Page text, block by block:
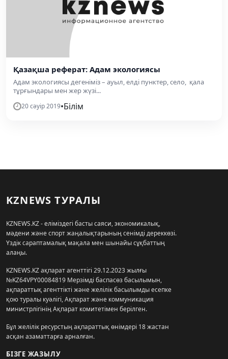
Қазақша реферат: Адам экологиясы
Адам экологиясы дегеніміз – ауыл, елді пунктер, село, қала
тұрғындары мен жер жүзі...
20 сәуір 2019•Білім
KZNEWS ТУРАЛЫ
KZNEWS.KZ - еліміздегі басты саяси, экономикалық,
мәдени және спорт жаңалықтарының сенімді дереккөзі.
Үздік сараптамалық мақала мен шынайы сұқбаттың
алаңы.
KZNEWS.KZ ақпарат агенттігі 29.12.2023 жылғы
№KZ64VPY00084819 Мерзімді баспасөз басылымын,
ақпараттық агенттікті және желілік басылымды есепке
қою туралы куәлігі, Ақпарат және коммуникация
министрлігінің Ақпарат комитетімен берілген.
Бұл желілік ресурстың ақпараттық өнімдері 18 жастан
асқан азаматтарға арналған.
БІЗГЕ ЖАЗЫЛУ